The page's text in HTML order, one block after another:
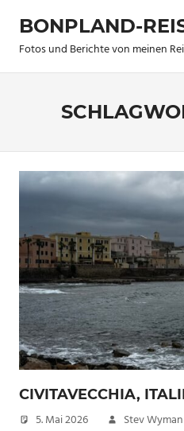
Inhalt
springen
BONPLAND-
Fotos und Berichte von meinen
CIVITAVECCHIA,
5. Mai 2026 Stev Wyman